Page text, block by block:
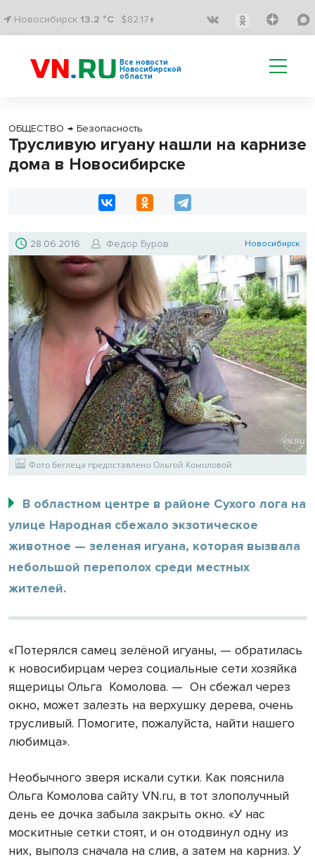
Новосибирск 13.2 °C $82.17↑
Все новости
Новосибирской
области
ОБЩЕСТВО → Безопасность
Трусливую игуану нашли на карнизе
дома в Новосибирске
28.06.2016 Федор Буров Новосибирск
Фото беглеца предоставлено Ольгой Комоловой
В областном центре в районе Сухого лога на
улице Народная сбежало экзотическое
животное — зеленая игуана, которая вызвала
небольшой переполох среди местных
жителей.
«Потерялся самец зелёной игуаны, — обратилась
к новосибирцам через социальные сети хозяйка
ящерицы Ольга Комолова. — Он сбежал через
окно, может залезть на верхушку дерева, очень
трусливый. Помогите, пожалуйста, найти нашего
любимца».
Необычного зверя искали сутки. Как пояснила
Ольга Комолова сайту VN.ru, в тот злополучный
день ее дочка забыла закрыть окно. «У нас
москитные сетки стоят, и он отодвинул одну из
них, выполз сначала на слив, а затем на карниз. У